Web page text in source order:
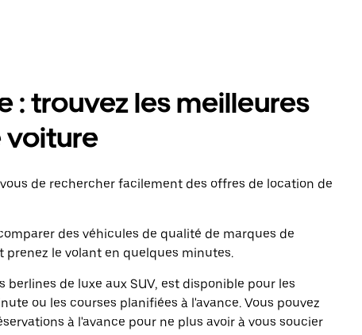
: trouvez les meilleures
voiture
de rechercher facilement des offres de location de
des véhicules de qualité de marques de
prenez le volant en quelques minutes.
de luxe aux SUV, est disponible pour les
ou les courses planifiées à l'avance. Vous pouvez
à l'avance pour ne plus avoir à vous soucier